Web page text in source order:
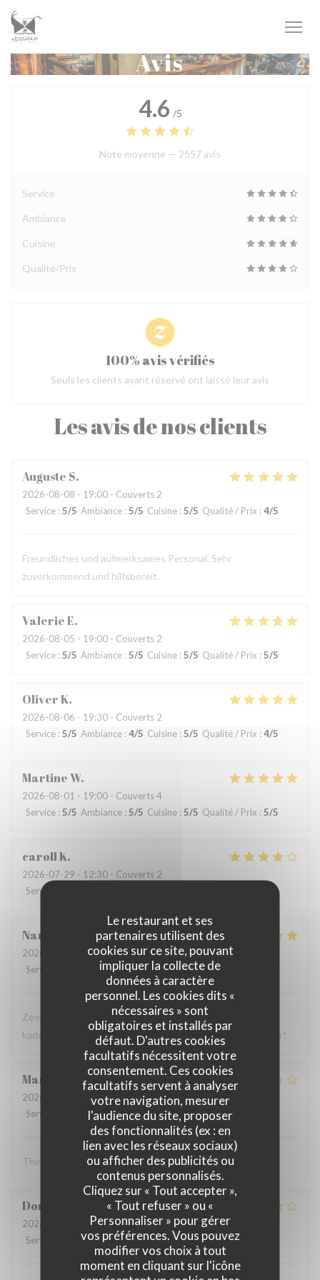
Personnalisation de vos choix en matière de cookies
Le restaurant et ses
partenaires utilisent des
cookies sur ce site, pouvant
impliquer la collecte de
données à caractère
personnel. Les cookies dits «
nécessaires » sont
obligatoires et installés par
défaut. D'autres cookies
facultatifs nécessitent votre
consentement. Ces cookies
facultatifs servent à analyser
votre navigation, mesurer
l'audience du site, proposer
des fonctionnalités (ex : en
lien avec les réseaux sociaux)
ou afficher des publicités ou
contenus personnalisés.
Cliquez sur « Tout accepter »,
« Tout refuser » ou «
Personnaliser » pour gérer
vos préférences. Vous pouvez
modifier vos choix à tout
moment en cliquant sur l'icône
Avis
Les avis de nos clients
Auguste S
2026-08-08 - 19:00 - Couverts 2
Service : 5/5 Ambiance : 5/5 Cuisine : 5/5 Qualité / Prix : 4/5
Freundliches und aufmerksames Personal. Sehr
zuvorkommend und hilfsbereit.
ValerieE
2026-08-05 - 19:00 - Couverts 2
Service : 5/5 Ambiance : 5/5 Cuisine : 5/5 Qualité / Prix : 5/5
OliverK
2026-08-06 - 19:30 - Couverts 2
Service : 5/5 Ambiance :4/5 Cuisine :5/5 Qualité / Prix : 4/5
MartineW
2026-08-01 - 19:00 - Couverts 4
Service : 5/5 Ambiance : 5/5 Cuisine : 5/5 Qualité / Prix : 5/5
carollK
2026-07-29 - 12:30 - Couverts 2
Service
/5
Nancy
2026-07-28
- 18:00 - Couverts 5
Service
Ambiance:5/5 Cuisine: 5/5 Qualité / Prix
Zeer lekker eten, heel vriendelijk personeel in een gezellig
kader met Zuid-Amerikaanse vibes. Absoluut een aanrader!
Marc
2026-07-29
- 12:00 - Couverts 2
Service
Ambiance: 4/5 Cuisine: 4/5 Qualité / Prix
The food was good
Dominique
2026-07-26
- 19:00 - Couverts 3
Service
Ambiance:4 /5 Cuisine:4/5 Qualité / Prix
4.6 /5
Note moyenne — 2557 avis
Service
Ambiance
Cuisine
Qualité/Prix
100% avis vérifiés
Seuls les clients ayant réservé ont laissé leur avis